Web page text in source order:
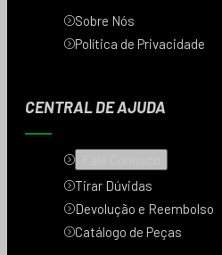
Sobre Nós
Política de Privacidade
CENTRAL DE AJUDA
Tirar Dúvidas
Devolução e Reembolso
Catálogo de Peças